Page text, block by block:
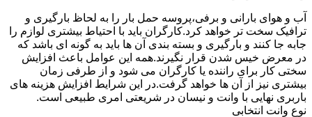
آب و هوای بارانی و برفی،پروسه حمل بار را به لحاظ بارگیری و
ترافیک سخت تر خواهد کرد.کارگران باید با احتیاط بیشتری لوازم را
جابه جا کنند و بارگیری و بسته بندی آن ها باید به گونه ای باشد که
در معرض خیس شدن قرار نگیرند.همه این عوامل باعث افزایش
سختی کار برای راننده یا کارگران می شود و از طرفی زمان
بیشتری نیز از آن ها خواهد گرفت.در این شرایط افزایش هزینه های
باربری نهایی با وانت و نیسان در شریعتی امری طبیعی است.
نوع وانت انتخابی